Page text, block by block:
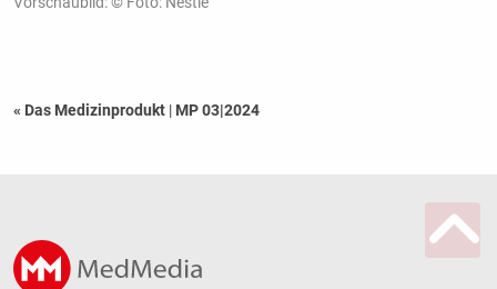
« Das Medizinprodukt | MP 03|2024